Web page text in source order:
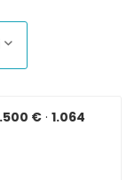
€ · 1.064